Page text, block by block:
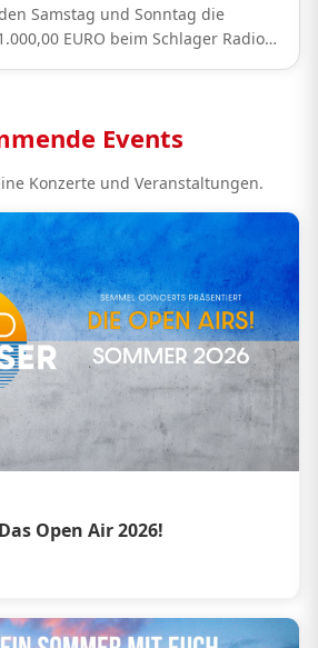
Samstag und Sonntag die
EURO beim Schlager Radio
Events
Konzerte und Veranstaltungen.
Open Air 2026!